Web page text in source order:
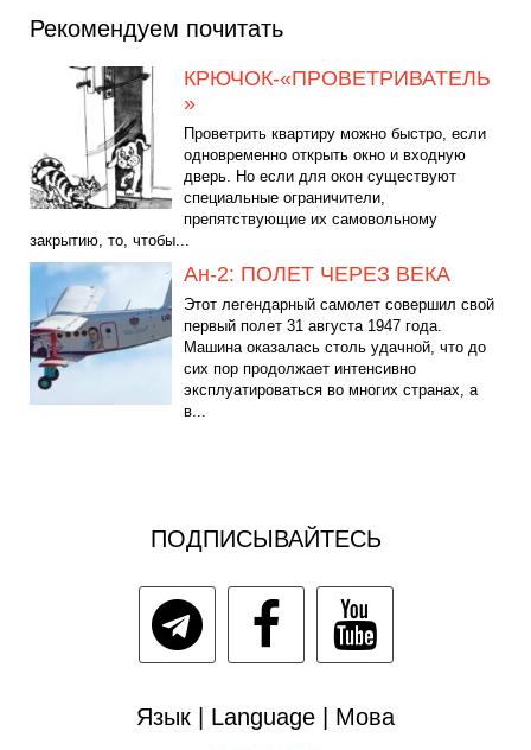
Рекомендуем почитать
КРЮЧОК-«ПРОВЕТРИВАТЕЛЬ
»
Проветрить квартиру можно быстро, если
одновременно открыть окно и входную
дверь. Но если для окон существуют
специальные ограничители,
препятствующие их самовольному
закрытию, то, чтобы...
Ан-2: ПОЛЕТ ЧЕРЕЗ ВЕКА
Этот легендарный самолет совершил свой
первый полет 31 августа 1947 года.
Машина оказалась столь удачной, что до
сих пор продолжает интенсивно
эксплуатироваться во многих странах, а
в...
ПОДПИСЫВАЙТЕСЬ
Язык | Language | Мова